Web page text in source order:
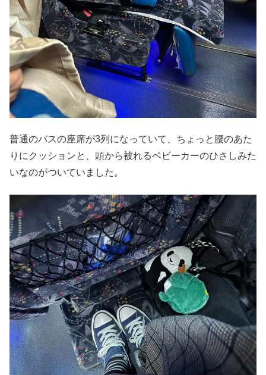
普通のバスの座席が3列になっていて、ちょっと腰のあた
りにクッションと、頭から被れるベビーカーのひさしみた
いなのがついていました。